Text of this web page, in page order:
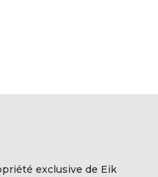
exclusive de Eik